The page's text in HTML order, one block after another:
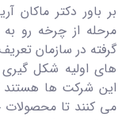
بر باور دکتر ماکان
مرحله از چرخه رو
گرفته در سازمان
های اولیه شکل گیری
این شرکت ها هستند
می کنند تا محصولات